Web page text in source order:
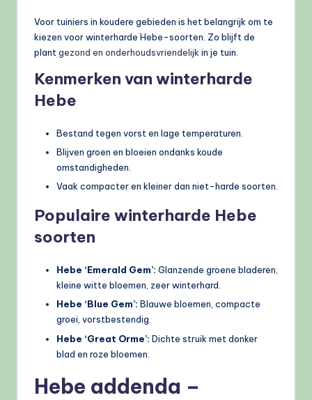
Voor tuiniers in koudere gebieden is het belangrijk om te
kiezen voor winterharde Hebe-soorten. Zo blijft de
plant gezond en onderhoudsvriendelijk in je tuin.
Kenmerken van winterharde
Hebe
Bestand tegen vorst en lage temperaturen.
Blijven groen en bloeien ondanks koude
omstandigheden.
Vaak compacter en kleiner dan niet-harde soorten.
Populaire winterharde Hebe
soorten
Hebe ‘Emerald Gem’: Glanzende groene bladeren,
kleine witte bloemen, zeer winterhard.
Hebe ‘Blue Gem’: Blauwe bloemen, compacte
groei, vorstbestendig.
Hebe ‘Great Orme’: Dichte struik met donker
blad en roze bloemen.
Hebe addenda –